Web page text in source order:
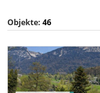
Objekte: 46